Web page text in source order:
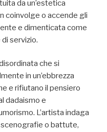
da un’estetica
coinvolge o accende gli
e dimenticata come
servizio.
che si
in un’ebbrezza
e rifiutano il pensiero
dadaismo e
L’artista indaga
scenografie o battute,